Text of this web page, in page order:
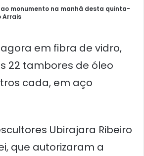
monumento na manhã desta quinta-
Arrais
em fibra de vidro,
22 tambores de óleo
cada, em aço
Ubirajara Ribeiro
que autorizaram a